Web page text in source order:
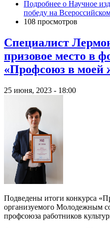
Подробнее о Научное
победу на
108 просмотров
Специалист
призовое место в
«Профсоюз в моей
25 июня, 2023 - 18:00
Подведены итоги конкурса
организуемого Молодежным
профсоюза работников